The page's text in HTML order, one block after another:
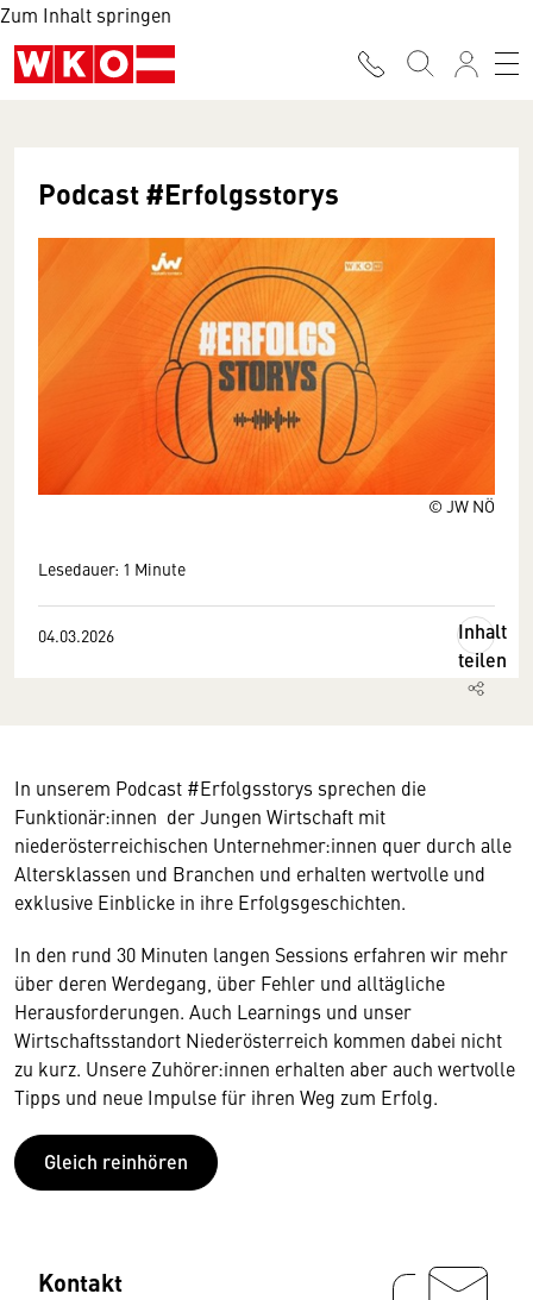
Zum Inhalt springen
© JW NÖ
Podcast #Erfolgsstorys
Lesedauer: 1 Minute
04.03.2026
Inhalt
teilen
In unserem Podcast #Erfolgsstorys sprechen die
Funktionär:innen der Jungen Wirtschaft mit
niederösterreichischen Unternehmer:innen quer durch alle
Altersklassen und Branchen und erhalten wertvolle und
exklusive Einblicke in ihre Erfolgsgeschichten.
In den rund 30 Minuten langen Sessions erfahren wir mehr
über deren Werdegang, über Fehler und alltägliche
Herausforderungen. Auch Learnings und unser
Wirtschaftsstandort Niederösterreich kommen dabei nicht
zu kurz. Unsere Zuhörer:innen erhalten aber auch wertvolle
Tipps und neue Impulse für ihren Weg zum Erfolg.
Gleich reinhören
Kontakt